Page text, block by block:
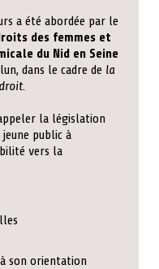
a été abordée par le
des femmes et
du Nid en Seine
dans le cadre de la
.
la législation
public à
vers la
son orientation